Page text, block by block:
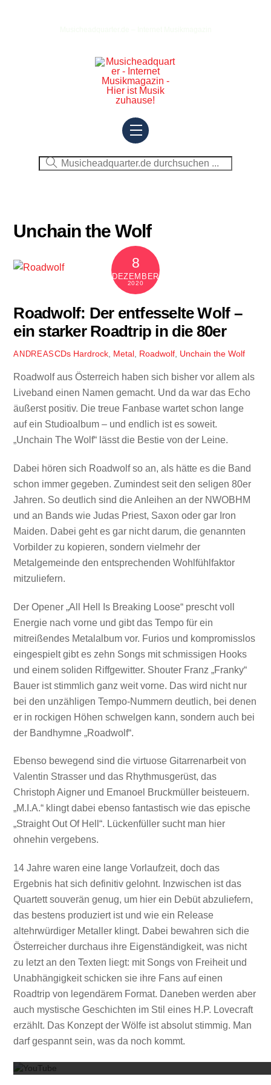
Menu
Unchain the Wolf
8
DEZEMBER
2020
Roadwolf: Der entfesselte Wolf –
ein starker Roadtrip in die 80er
ANDREASCDs Hardrock, Metal, Roadwolf, Unchain the Wolf
Roadwolf aus Österreich haben sich bisher vor allem als
Liveband einen Namen gemacht. Und da war das Echo
äußerst positiv. Die treue Fanbase wartet schon lange
auf ein Studioalbum – und endlich ist es soweit.
„Unchain The Wolf“ lässt die Bestie von der Leine.
Dabei hören sich Roadwolf so an, als hätte es die Band
schon immer gegeben. Zumindest seit den seligen 80er
Jahren. So deutlich sind die Anleihen an der NWOBHM
und an Bands wie Judas Priest, Saxon oder gar Iron
Maiden. Dabei geht es gar nicht darum, die genannten
Vorbilder zu kopieren, sondern vielmehr der
Metalgemeinde den entsprechenden Wohlfühlfaktor
mitzuliefern.
Der Opener „All Hell Is Breaking Loose“ prescht voll
Energie nach vorne und gibt das Tempo für ein
mitreißendes Metalalbum vor. Furios und kompromisslos
eingespielt gibt es zehn Songs mit schmissigen Hooks
und einem soliden Riffgewitter. Shouter Franz „Franky“
Bauer ist stimmlich ganz weit vorne. Das wird nicht nur
bei den unzähligen Tempo-Nummern deutlich, bei denen
er in rockigen Höhen schwelgen kann, sondern auch bei
der Bandhymne „Roadwolf“.
Ebenso bewegend sind die virtuose Gitarrenarbeit von
Valentin Strasser und das Rhythmusgerüst, das
Christoph Aigner und Emanoel Bruckmüller beisteuern.
„M.I.A.“ klingt dabei ebenso fantastisch wie das epische
„Straight Out Of Hell“. Lückenfüller sucht man hier
ohnehin vergebens.
14 Jahre waren eine lange Vorlaufzeit, doch das
Ergebnis hat sich definitiv gelohnt. Inzwischen ist das
Quartett souverän genug, um hier ein Debüt abzuliefern,
das bestens produziert ist und wie ein Release
altehrwürdiger Metaller klingt. Dabei bewahren sich die
Österreicher durchaus ihre Eigenständigkeit, was nicht
zu letzt an den Texten liegt: mit Songs von Freiheit und
Unabhängigkeit schicken sie ihre Fans auf einen
Roadtrip von legendärem Format. Daneben werden aber
auch mystische Geschichten im Stil eines H.P. Lovecraft
erzählt. Das Konzept der Wölfe ist absolut stimmig. Man
darf gespannt sein, was da noch kommt.
Mit